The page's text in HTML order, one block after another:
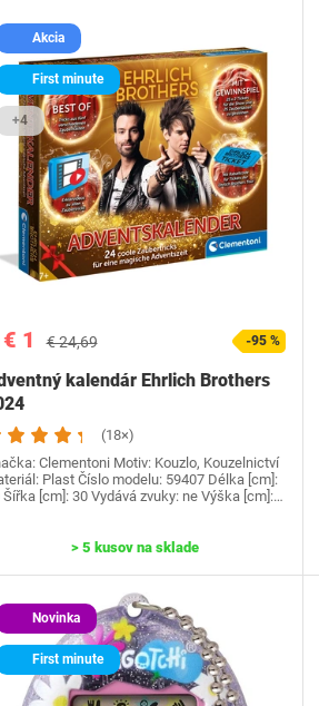
Akcia
First minute
+4
€ 1 € 24,69 -95 %
kalendár Ehrlich Brothers
(18×)
Clementoni Motiv: Kouzlo, Kouzelnictví
Plast Číslo modelu‎: 59407 Délka [cm]:
Šířka [cm]: 30 Vydává zvuky: ne Výška [cm]:…
> 5 kusov na sklade
Novinka
First minute